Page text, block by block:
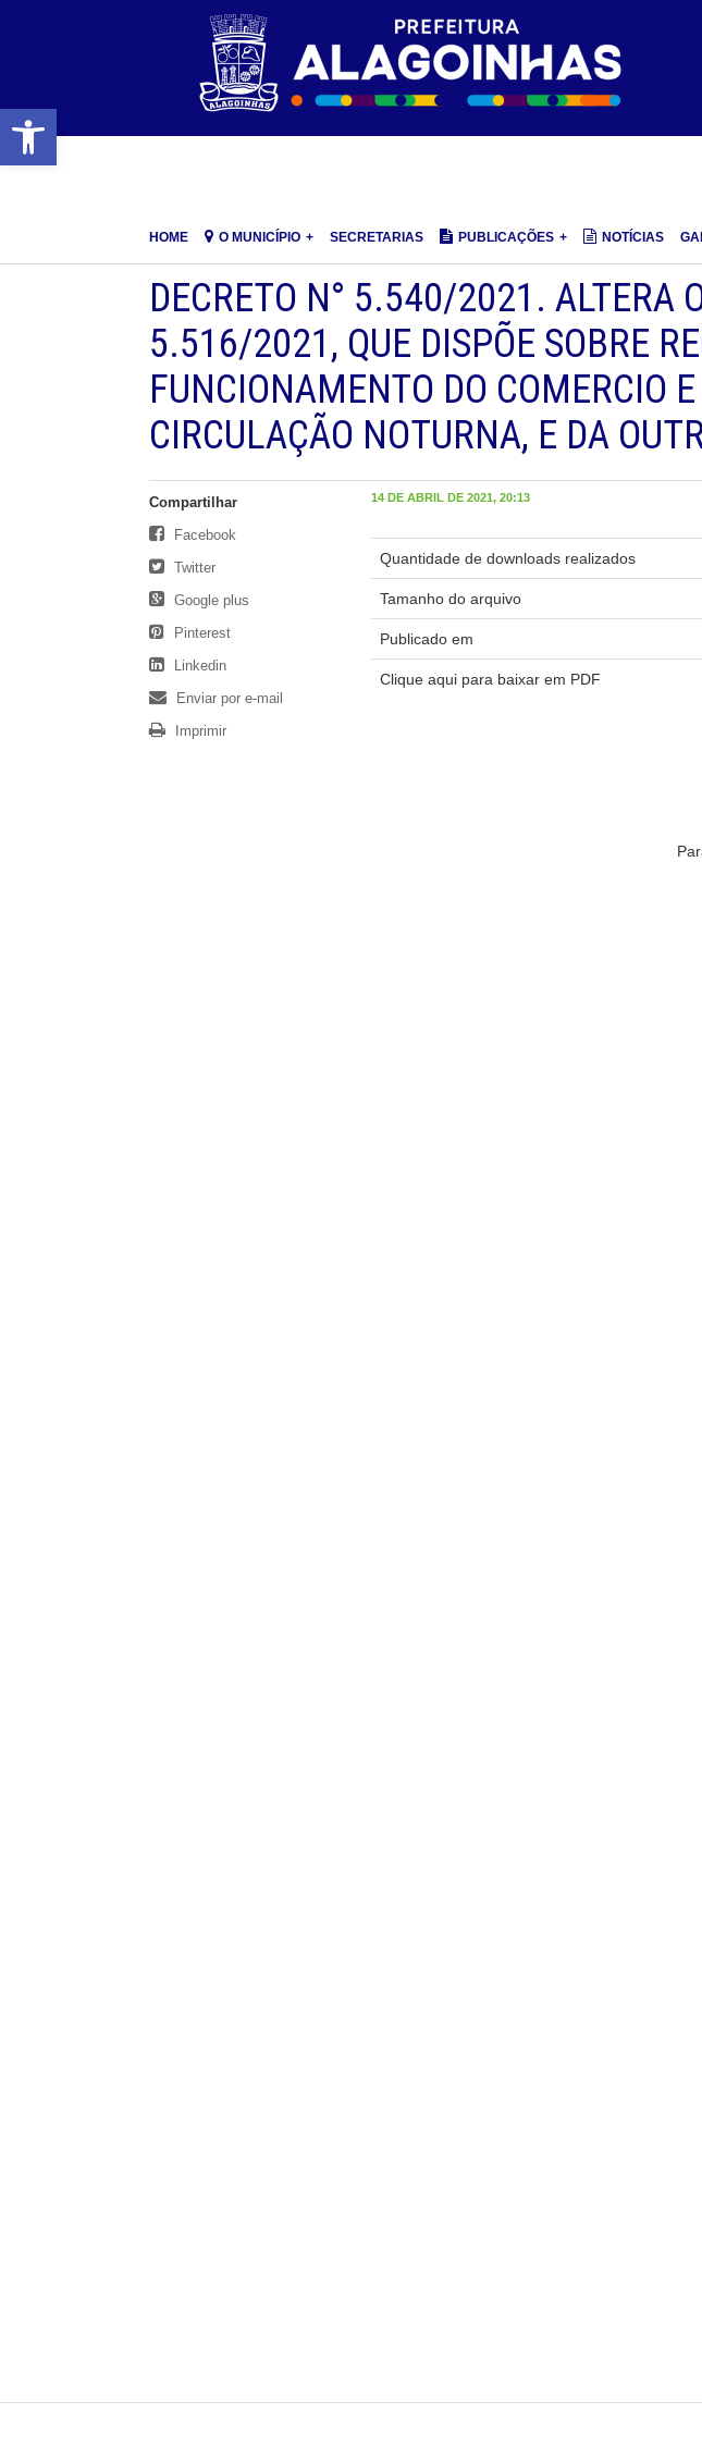
Barra de Ferramentas Aberta
HOME O MUNICÍPIO SECRETARIAS PUBLICAÇÕES NOTÍCIAS
DECRETO N° 5.540/2021. ALTERA
5.516/2021, QUE DISPÕE SOBRE
FUNCIONAMENTO DO COMERCIO
CIRCULAÇÃO NOTURNA, E DA
14 DE ABRIL DE 2021, 20:13
Quantidade de downloads realizados
Tamanho do arquivo
Publicado em
Clique aqui para baixar em PDF
Compartilhar
Facebook
Twitter
Google plus
Pinterest
Linkedin
Enviar por e-mail
Imprimir